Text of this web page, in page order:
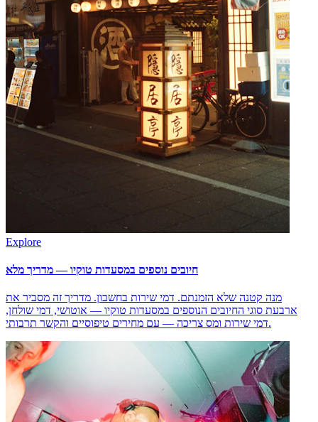
Explore
חיובים נוספים במסעדות טוקיו — מדריך מלא
מנה קטנה שלא הזמנתם. דמי שירות בחשבון. מדריך זה מסביר את
ארבעת סוגי החיובים הנוספים במסעדות טוקיו — אוטושי, דמי שולחן,
דמי שירות ומס צריכה — עם מחירים טיפוסיים והקשר תרבותי.